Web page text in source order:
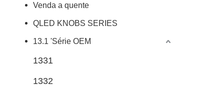
Venda a quente
QLED KNOBS SERIES
13.1 'Série OEM
1331
1332